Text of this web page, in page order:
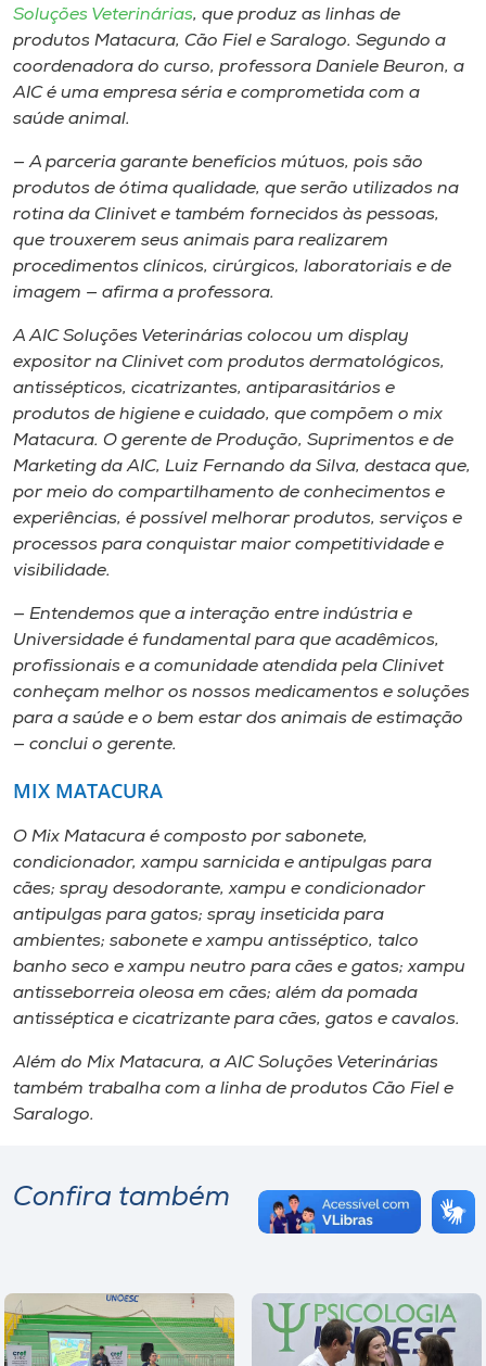
Store
Selecione
A-
Soluções Veterinárias, que produz as linhas de
produtos Matacura, Cão Fiel e Saralogo. Segundo a
coordenadora do curso, professora Daniele Beuron, a
AIC é uma empresa séria e comprometida com a
saúde animal.
— A parceria garante benefícios mútuos, pois são
produtos de ótima qualidade, que serão utilizados na
rotina da Clinivet e também fornecidos às pessoas,
que trouxerem seus animais para realizarem
procedimentos clínicos, cirúrgicos, laboratoriais e de
imagem — afirma a professora.
A AIC Soluções Veterinárias colocou um display
expositor na Clinivet com produtos dermatológicos,
antissépticos, cicatrizantes, antiparasitários e
produtos de higiene e cuidado, que compõem o mix
Matacura. O gerente de Produção, Suprimentos e de
Marketing da AIC, Luiz Fernando da Silva, destaca que,
por meio do compartilhamento de conhecimentos e
experiências, é possível melhorar produtos, serviços e
processos para conquistar maior competitividade e
visibilidade.
— Entendemos que a interação entre indústria e
Universidade é fundamental para que acadêmicos,
profissionais e a comunidade atendida pela Clinivet
conheçam melhor os nossos medicamentos e soluções
para a saúde e o bem estar dos animais de estimação
— conclui o gerente.
MIX MATACURA
O Mix Matacura é composto por sabonete,
condicionador, xampu sarnicida e antipulgas para
cães; spray desodorante, xampu e condicionador
antipulgas para gatos; spray inseticida para
ambientes; sabonete e xampu antisséptico, talco
banho seco e xampu neutro para cães e gatos; xampu
antisseborreia oleosa em cães; além da pomada
antisséptica e cicatrizante para cães, gatos e cavalos.
Além do Mix Matacura, a AIC Soluções Veterinárias
também trabalha com a linha de produtos Cão Fiel e
Saralogo.
Confira também